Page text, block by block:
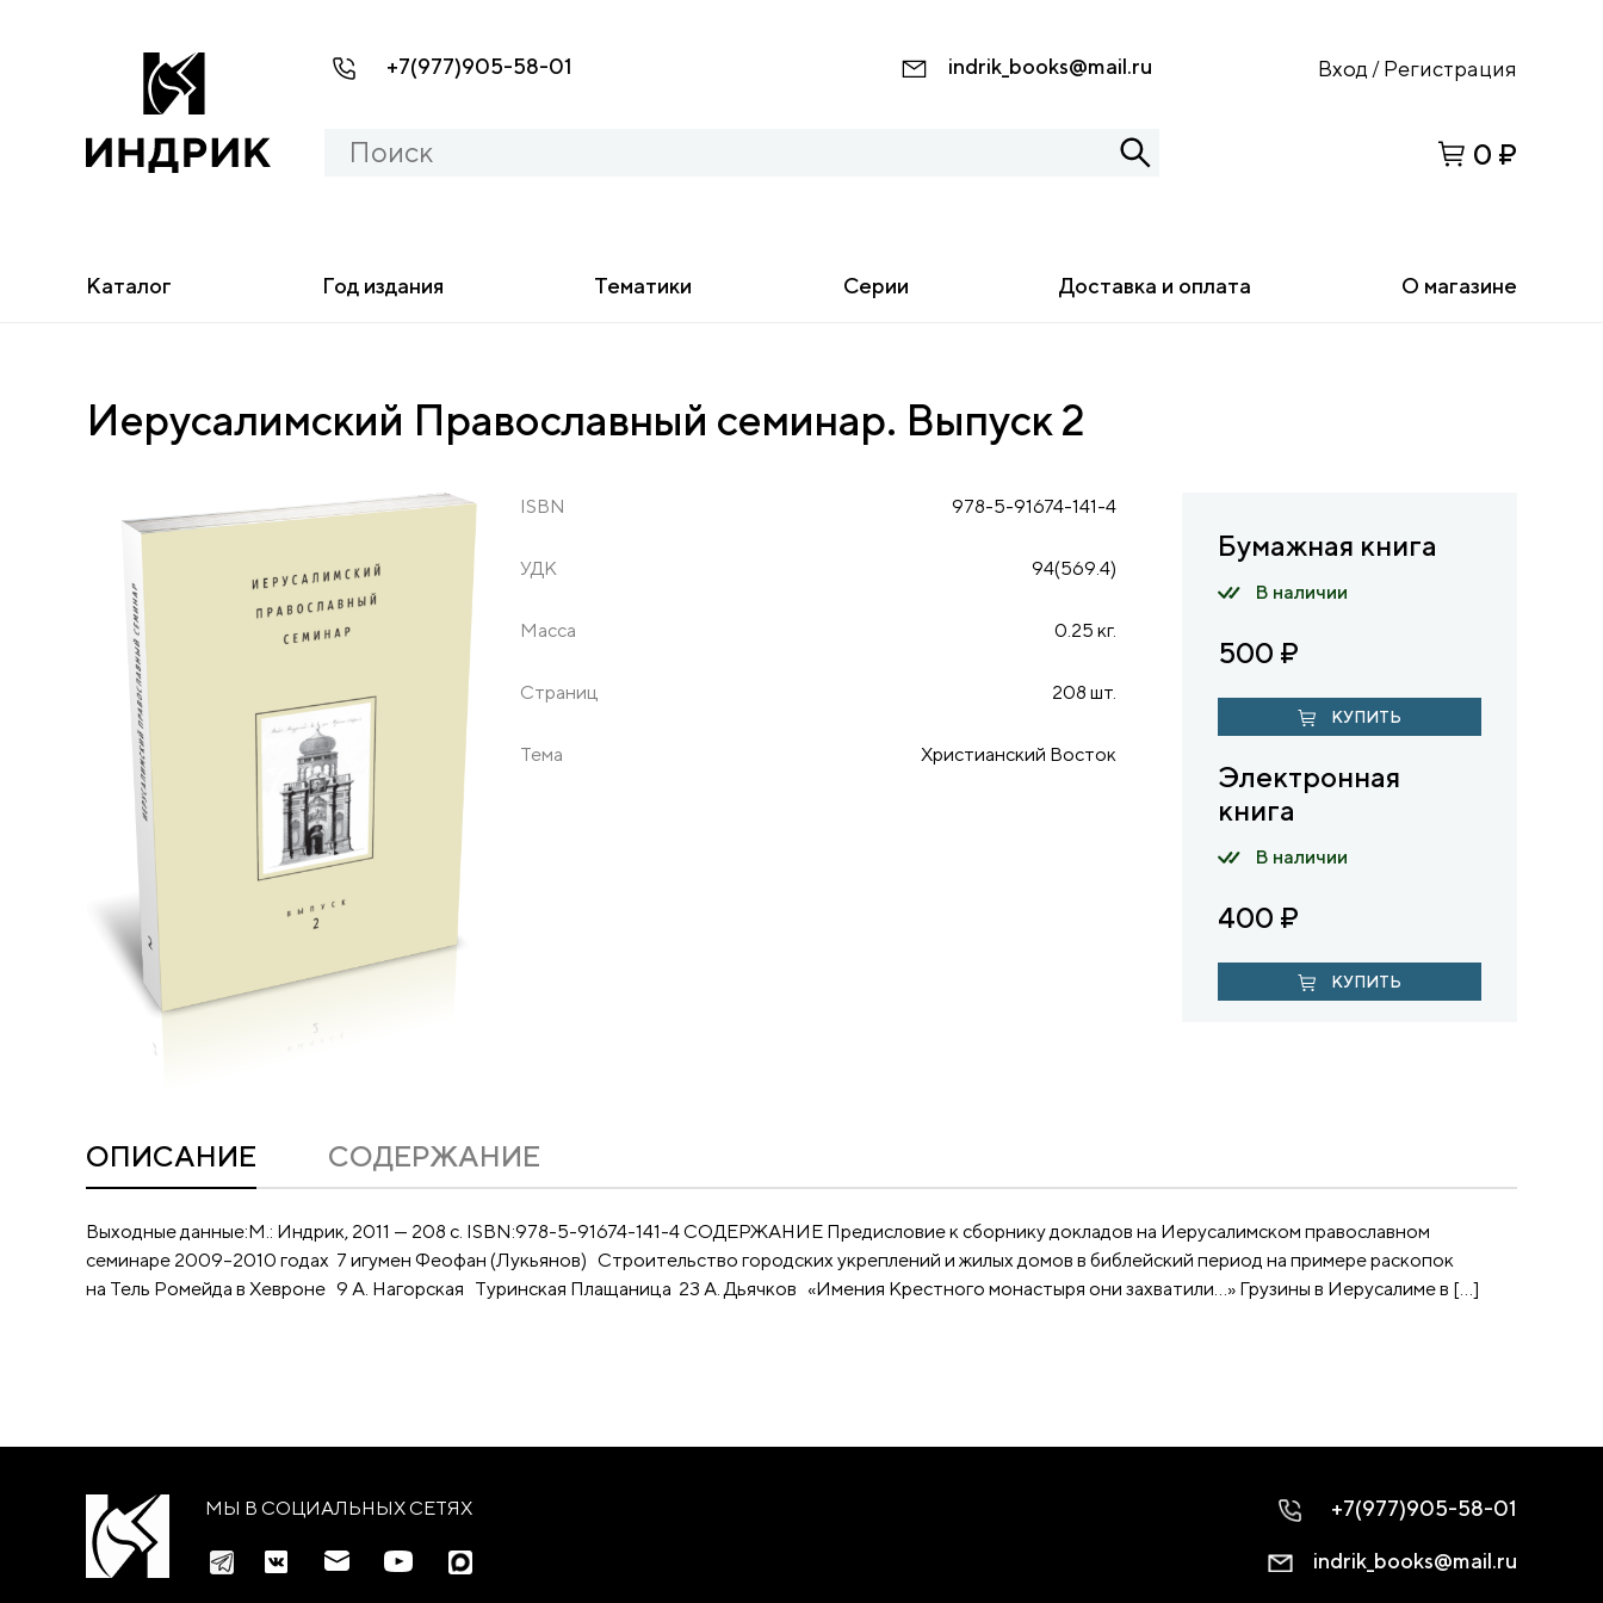
+7(977)905-58-01 indrik_books@mail.ru Вход / Регистрация
0 ₽
Каталог Год издания Тематики Серии Доставка и оплата О магазине
Иерусалимский Православный семинар. Выпуск 2
ISBN 978-5-91674-141-4
УДК 94(569.4)
Масса 0.25 кг.
Страниц 208 шт.
Тема Христианский Восток
Бумажная книга
В наличии
500 ₽
КУПИТЬ
Электронная
книга
В наличии
400 ₽
КУПИТЬ
ОПИСАНИЕ CОДЕРЖАНИЕ
Выходные данные:М.: Индрик, 2011 — 208 с. ISBN:978-5-91674-141-4 СОДЕРЖАНИЕ Предисловие к сборнику докладов на Иерусалимском православном
семинаре 2009–2010 годах 7 игумен Феофан (Лукьянов) Строительство городских укреплений и жилых домов в библейский период на примере раскопок
на Тель Ромейда в Хевроне 9 А. Нагорская Туринская Плащаница 23 А. Дьячков «Имения Крестного монастыря они захватили…» Грузины в Иерусалиме в […]
МЫ В СОЦИАЛЬНЫХ СЕТЯХ +7(977)905-58-01
indrik_books@mail.ru